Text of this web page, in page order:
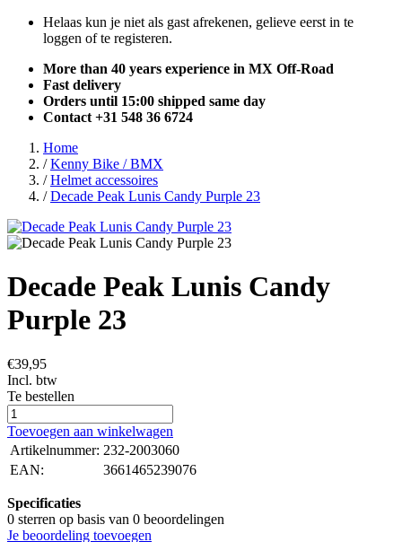
Helaas kun je niet als gast afrekenen, gelieve eerst in te
loggen of te registeren.
More than 40 years experience in MX Off-Road
Fast delivery
Orders until 15:00 shipped same day
Contact +31 548 36 6724
Home
/Kenny Bike / BMX
/Helmet accessoires
/Decade Peak Lunis Candy Purple 23
Decade Peak Lunis Candy
Purple 23
€39,95
Incl. btw
Te bestellen
Toevoegen aan winkelwagen
Artikelnummer: 232-2003060
EAN:
3661465239076
Specificaties
0 sterren op basis van 0 beoordelingen
Je beoordeling toevoegen